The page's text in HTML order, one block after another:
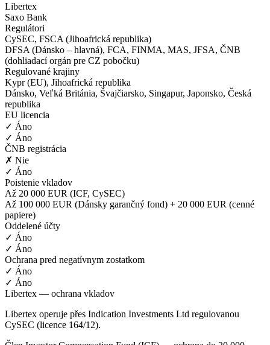
Libertex
Saxo Bank
Regulátori
CySEC, FSCA (Jihoafrická republika)
DFSA (Dánsko – hlavná), FCA, FINMA, MAS, JFSA, ČNB
(dohliadací orgán pre CZ pobočku)
Regulované krajiny
Kypr (EU), Jihoafrická republika
Dánsko, Veľká Británia, Švajčiarsko, Singapur, Japonsko, Česká
republika
EU licencia
✓ Áno
✓ Áno
ČNB registrácia
✗ Nie
✓ Áno
Poistenie vkladov
Až 20 000 EUR (ICF, CySEC)
Až 100 000 EUR (Dánsky garančný fond) + 20 000 EUR (cenné
papiere)
Oddelené účty
✓ Áno
✓ Áno
Ochrana pred negatívnym zostatkom
✓ Áno
✓ Áno
Libertex — ochrana vkladov
Libertex operuje přes Indication Investments Ltd regulovanou
CySEC (licence 164/12).